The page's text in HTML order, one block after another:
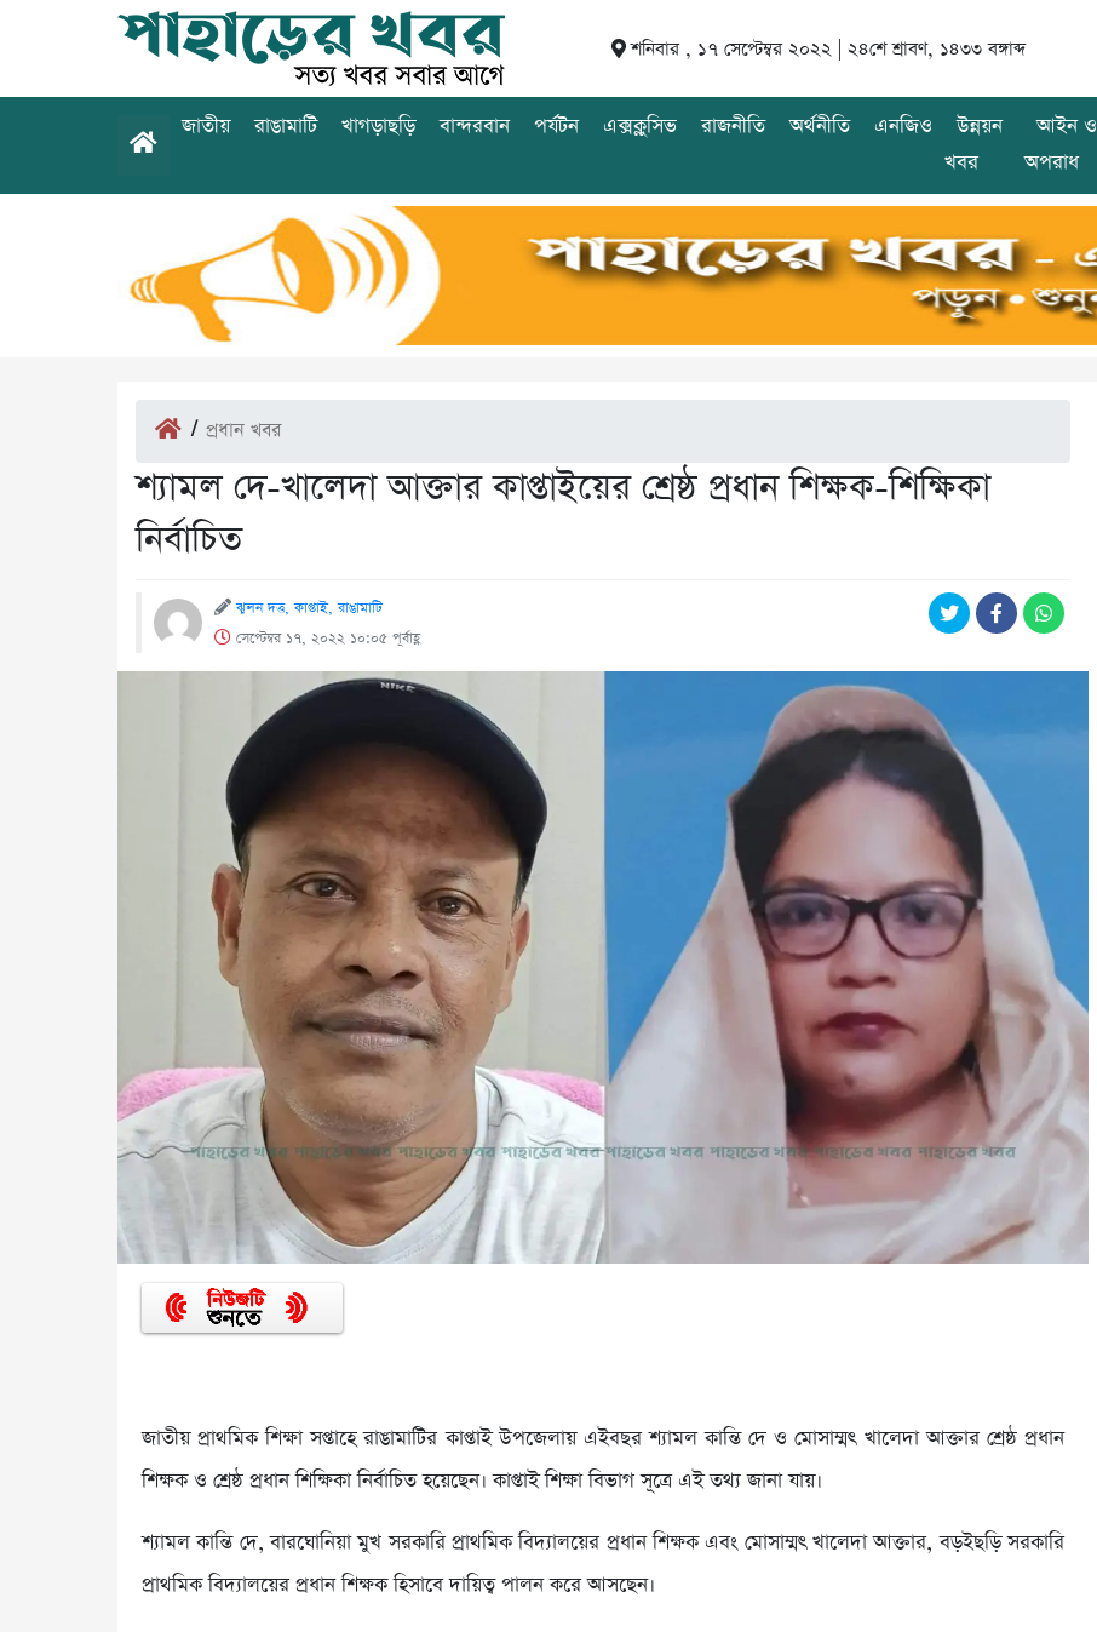
শনিবার , ১৭ সেপ্টেম্বর ২০২২ | ২৪শে শ্রাবণ, ১৪৩৩ বঙ্গাব্দ
জাতীয় রাঙামাটি খাগড়াছড়ি বান্দরবান পর্যটন এক্সক্লুসিভ রাজনীতি অর্থনীতি এনজিও
উন্নয়ন
খবর
আইন ও
অপরাধ
/ প্রধান খবর
শ্যামল দে-খালেদা আক্তার কাপ্তাইয়ের শ্রেষ্ঠ প্রধান শিক্ষক-শিক্ষিকা
নির্বাচিত
ঝুলন দত্ত, কাপ্তাই, রাঙামাটি
সেপ্টেম্বর ১৭, ২০২২ ১০:০৫ পূর্বাহ্ণ
জাতীয় প্রাথমিক শিক্ষা সপ্তাহে রাঙামাটির কাপ্তাই উপজেলায় এইবছর শ্যামল কান্তি দে ও মোসাম্মৎ খালেদা আক্তার শ্রেষ্ঠ প্রধান
শিক্ষক ও শ্রেষ্ঠ প্রধান শিক্ষিকা নির্বাচিত হয়েছেন। কাপ্তাই শিক্ষা বিভাগ সূত্রে এই তথ্য জানা যায়।
শ্যামল কান্তি দে, বারঘোনিয়া মুখ সরকারি প্রাথমিক বিদ্যালয়ের প্রধান শিক্ষক এবং মোসাম্মৎ খালেদা আক্তার, বড়ইছড়ি সরকারি
প্রাথমিক বিদ্যালয়ের প্রধান শিক্ষক হিসাবে দায়িত্ব পালন করে আসছেন।